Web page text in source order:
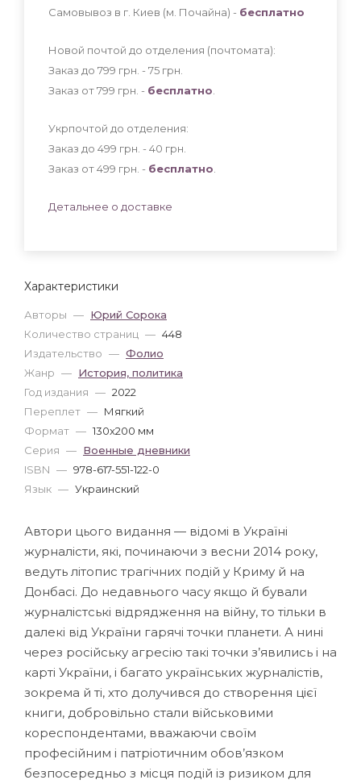
Характеристики
Авторы — Юрий Сорока
Количество страниц — 448
Издательство — Фолио
Жанр — История, политика
Год издания — 2022
Переплет — Мягкий
Формат — 130x200 мм
Серия — Военные дневники
ISBN — 978-617-551-122-0
Язык — Украинский
Самовывоз в г. Киев (м. Почайна) - бесплатно
Новой почтой до отделения (почтомата):
Заказ до 799 грн. - 75 грн
Заказ от 799 грн. - бесплатно
Укрпочтой до отделения:
Заказ до 499 грн. - 40 грн
Заказ от 499 грн. - бесплатно
Детальнее о доставке
Автори цього видання — відомі в Україні
журналісти, які, починаючи з весни 2014 року,
ведуть літопис трагічних подій у Криму й на
Донбасі. До недавнього часу якщо й бували
журналістські відрядження на війну, то тільки в
далекі від України гарячі точки планети. А нині
через російську агресію такі точки з’явились і на
карті України, і багато українських журналістів,
зокрема й ті, хто долучився до створення цієї
книги, добровільно стали військовими
кореспондентами, вважаючи своїм
професійним і патріотичним обов’язком
безпосередньо з місця подій із ризиком для